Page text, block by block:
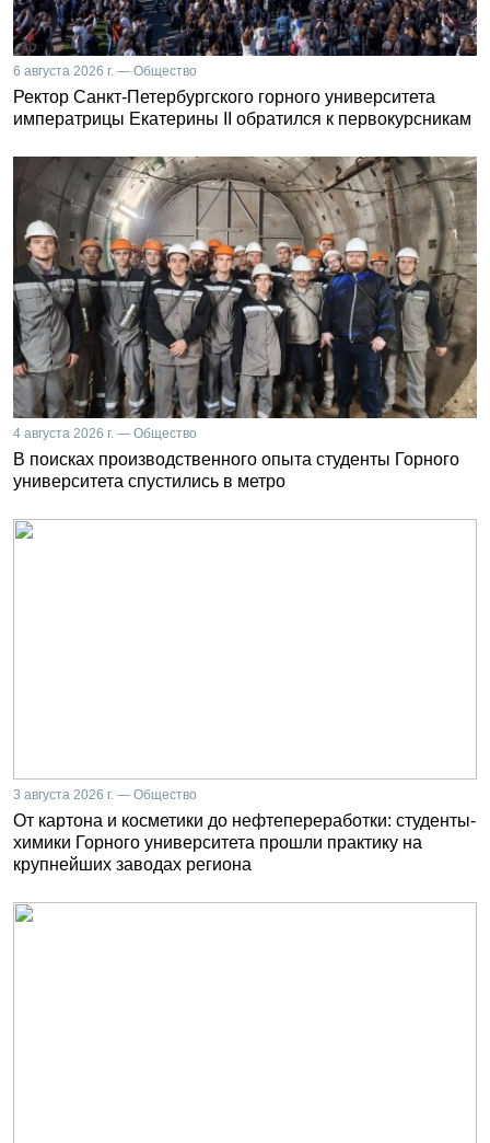
6 августа 2026 г. — Общество
Ректор Санкт-Петербургского горного университета
императрицы Екатерины II обратился к первокурсникам
4 августа 2026 г. — Общество
В поисках производственного опыта студенты Горного
университета спустились в метро
3 августа 2026 г. — Общество
От картона и косметики до нефтепереработки: студенты-
химики Горного университета прошли практику на
крупнейших заводах региона